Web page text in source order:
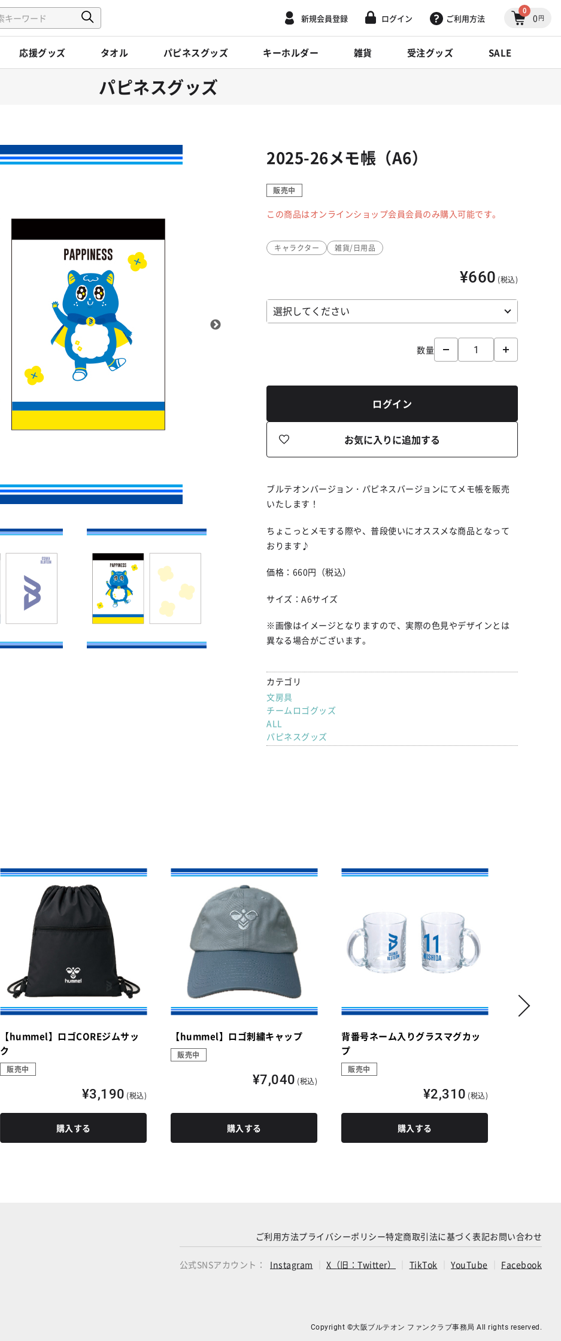
新規会員登録 ログイン ご利用方法
0
0 円
応援グッズ タオル パピネスグッズ キーホルダー 雑貨 受注グッズ SALE
パピネスグッズ
2025-26メモ帳（A6）
販売中
この商品はオンラインショップ会員会員のみ購入可能です。
キャラクター 雑貨/日用品
¥660 (税込)
数量
ログイン
お気に入りに追加する
ブルテオンバージョン・パピネスバージョンにてメモ帳を販売
いたします！
ちょこっとメモする際や、普段使いにオススメな商品となって
おります♪
価格： 660円（税込）
サイズ： A6サイズ
※画像はイメージとなりますので、実際の色見やデザインとは
異なる場合がございます。
カテゴリ
文房具
チームロゴグッズ
ALL
パピネスグッズ
【hummel】ロゴCOREジムサッ
ク
販売中
¥3,190 (税込)
購入する
【hummel】ロゴ刺繍キャップ
販売中
¥7,040 (税込)
購入する
背番号ネーム入りグラスマグカッ
プ
販売中
¥2,310 (税込)
購入する
ご利用方法プライバシーポリシー特定商取引法に基づく表記お問い合わせ
公式SNSアカウント： Instagram X（旧：Twitter） TikTok YouTube Facebook
Copyright ©大阪ブルテオン ファンクラブ事務局 All rights reserved.